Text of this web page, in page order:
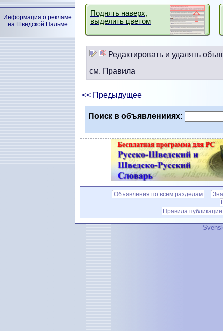
Поднять наверх,
выделить цветом
Редактировать и удалять
см. Правила
<< Предыдущее
Поиск в объявленииях:
Объявления по всем разделам
Правила публикации
Информация о рекламе
на Шведской Пальме